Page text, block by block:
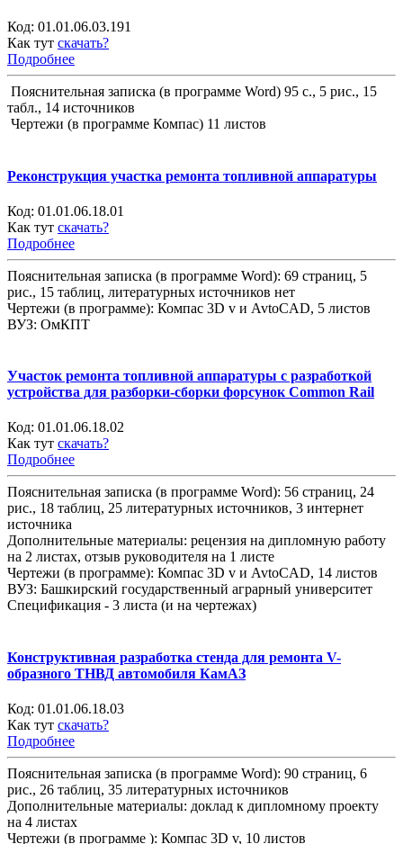
Код: 01.01.06.03.191
Как тут скачать?
Подробнее
Пояснительная записка (в программе Word) 95 с., 5 рис., 15
табл., 14 источников
Чертежи (в программе Компас) 11 листов
Реконструкция участка ремонта топливной аппаратуры
Код: 01.01.06.18.01
Как тут скачать?
Подробнее
Пояснительная записка (в программе Word): 69 страниц, 5
рис., 15 таблиц, литературных источников нет
Чертежи (в программе): Компас 3D v и AvtoCAD, 5 листов
ВУЗ: ОмКПТ
Участок ремонта топливной аппаратуры с разработкой
устройства для разборки-сборки форсунок Common Rail
Код: 01.01.06.18.02
Как тут скачать?
Подробнее
Пояснительная записка (в программе Word): 56 страниц, 24
рис., 18 таблиц, 25 литературных источников, 3 интернет
источника
Дополнительные материалы: рецензия на дипломную работу
на 2 листах, отзыв руководителя на 1 листе
Чертежи (в программе): Компас 3D v и AvtoCAD, 14 листов
ВУЗ: Башкирский государственный аграрный университет
Спецификация - 3 листа (и на чертежах)
Конструктивная разработка стенда для ремонта V-
образного ТНВД автомобиля КамАЗ
Код: 01.01.06.18.03
Как тут скачать?
Подробнее
Пояснительная записка (в программе Word): 90 страниц, 6
рис., 26 таблиц, 35 литературных источников
Дополнительные материалы: доклад к дипломному проекту
на 4 листах
Чертежи (в программе ): Компас 3D v, 10 листов